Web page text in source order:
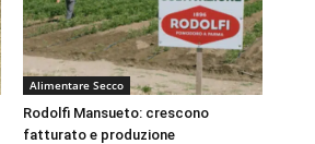
Alimentare Secco
Rodolfi Mansueto: crescono
fatturato e produzione